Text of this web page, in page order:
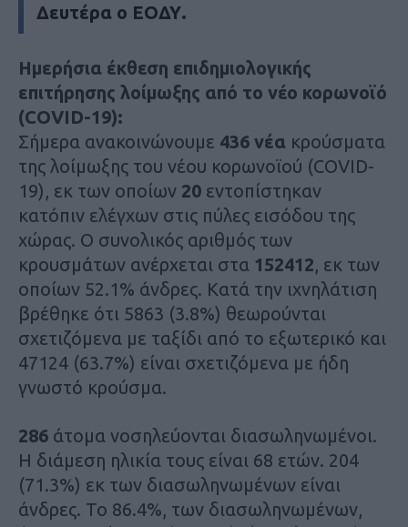
Δευτέρα ο ΕΟΔΥ.
Ημερήσια έκθεση επιδημιολογικής
επιτήρησης λοίμωξης από το νέο κορωνοϊό
(COVID-19):
Σήμερα ανακοινώνουμε 436 νέα κρούσματα
της λοίμωξης του νέου κορωνοϊού (COVID-
19), εκ των οποίων 20 εντοπίστηκαν
κατόπιν ελέγχων στις πύλες εισόδου της
χώρας. Ο συνολικός αριθμός των
κρουσμάτων ανέρχεται στα 152412, εκ των
οποίων 52.1% άνδρες. Κατά την ιχνηλάτιση
βρέθηκε ότι 5863 (3.8%) θεωρούνται
σχετιζόμενα με ταξίδι από το εξωτερικό και
47124 (63.7%) είναι σχετιζόμενα με ήδη
γνωστό κρούσμα.
286 άτομα νοσηλεύονται διασωληνωμένοι.
Η διάμεση ηλικία τους είναι 68 ετών. 204
(71.3%) εκ των διασωληνωμένων είναι
άνδρες. To 86.4%, των διασωληνωμένων,